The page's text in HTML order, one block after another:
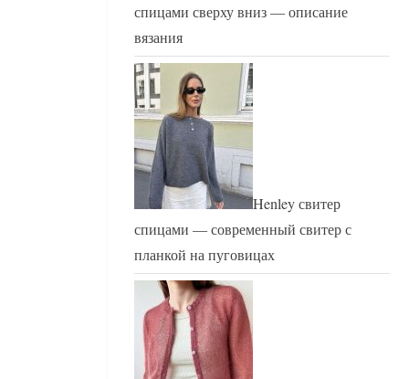
спицами сверху вниз — описание
вязания
Henley свитер
спицами — современный свитер с
планкой на пуговицах